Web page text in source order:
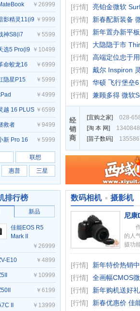
核M1
512GB/14
)
凡大师
￥26999
影精灵11(i9
RTX5070/32G/1TB
￥9999
神S8(i7
16GB/512GB/RTX4060)
￥5599
选5 Pro(i9
16GB/1TB/RTX4070)
￥10499
命蛟龙16
16GB/1TB/RTX4070)
￥6999
隐星P15
16GB/512GB/RTX4060)
￥5999
￥4999
越 16 PLUS
1TB)
￥6599
救者
2025 AI元
16GB/1TB/RTX5060)
￥9499
新 Pro 16
125H/16GB/1TB)
￥5999
联想
惠普 三星
亮铂金微软
[行情]
新春配新装备
[行情]
新年置办新平
[行情]
大隐隐于市
[行情]
高端定位忠于
[行情]
戴尔 Inspiron
[行情]
华硕 飞行堡垒
[行情]
兼顾多得 微软
[行情]
经
销
商
[宜购之家] 028-
[淘 本 网]
[苗子数码]
排行榜
新品
佳能EOS R5
Mark II
￥26999
E10 ￥4899
￥10999
￥6199
II ￥13999
数码相机 摄影机
尼康
作
的人
摄功
新年特价热销
[行情]
全画幅CMOS
[行情]
新年购机送好
[行情]
新春优惠价 佳
[行情]